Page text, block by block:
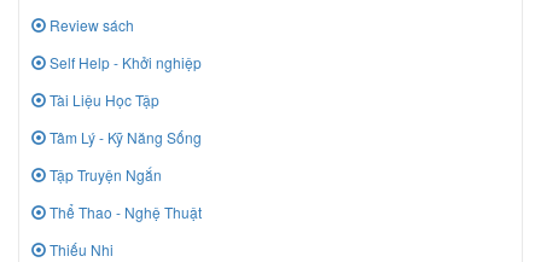
Review sách
Self Help - Khởi nghiệp
Tài Liệu Học Tập
Tâm Lý - Kỹ Năng Sống
Tập Truyện Ngắn
Thể Thao - Nghệ Thuật
Thiếu Nhi